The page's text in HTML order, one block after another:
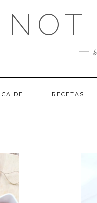
NOT
DE RECETAS